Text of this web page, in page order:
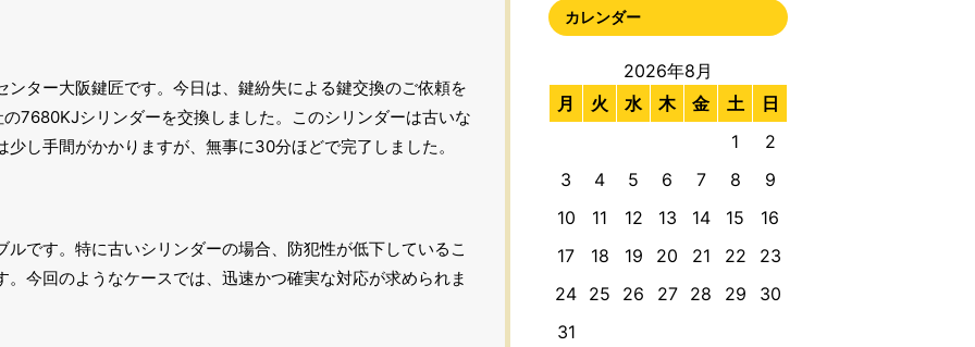
ター大阪鍵匠です。今日は、鍵紛失による鍵交換のご依頼を
7680KJシリンダーを交換しました。このシリンダーは古いな
し手間がかかりますが、無事に30分ほどで完了しました。
です。特に古いシリンダーの場合、防犯性が低下しているこ
今回のようなケースでは、迅速かつ確実な対応が求められま
カレンダー
2026年8月
月
火 水 木 金 土 日
1
2
3
4 5 6 7 8
9
10
11 12 13 14 15
16
17
18 19 20 21 22
23
24 25 26 27 28 29
30
31